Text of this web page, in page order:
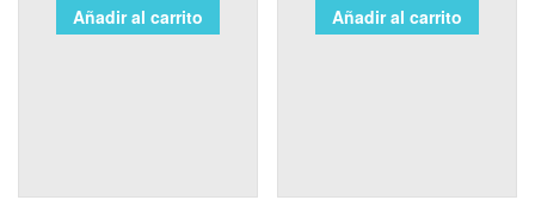
Añadir al carrito Añadir al carrito